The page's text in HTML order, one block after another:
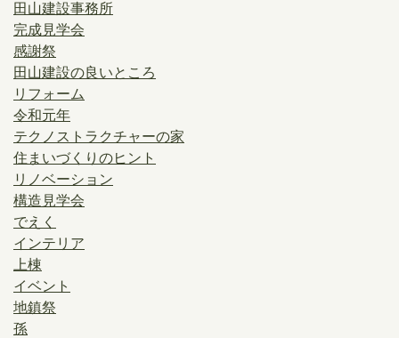
田山建設事務所
完成見学会
感謝祭
田山建設の良いところ
リフォーム
令和元年
テクノストラクチャーの家
住まいづくりのヒント
リノベーション
構造見学会
でえく
インテリア
上棟
イベント
地鎮祭
孫